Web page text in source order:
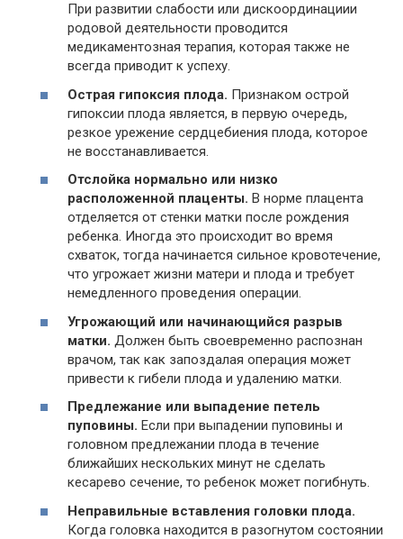
При развитии слабости или дискоординациии
родовой деятельности проводится
медикаментозная терапия, которая также не
всегда приводит к успеху.
Острая гипоксия плода. Признаком острой
гипоксии плода является, в первую очередь,
резкое урежение сердцебиения плода, которое
не восстанавливается.
Отслойка нормально или низко
расположенной плаценты. В норме плацента
отделяется от стенки матки после рождения
ребенка. Иногда это происходит во время
схваток, тогда начинается сильное кровотечение,
что угрожает жизни матери и плода и требует
немедленного проведения операции.
Угрожающий или начинающийся разрыв
матки. Должен быть своевременно распознан
врачом, так как запоздалая операция может
привести к гибели плода и удалению матки.
Предлежание или выпадение петель
пуповины. Если при выпадении пуповины и
головном предлежании плода в течение
ближайших нескольких минут не сделать
кесарево сечение, то ребенок может погибнуть.
Неправильные вставления головки плода.
Когда головка находится в разогнутом состоянии